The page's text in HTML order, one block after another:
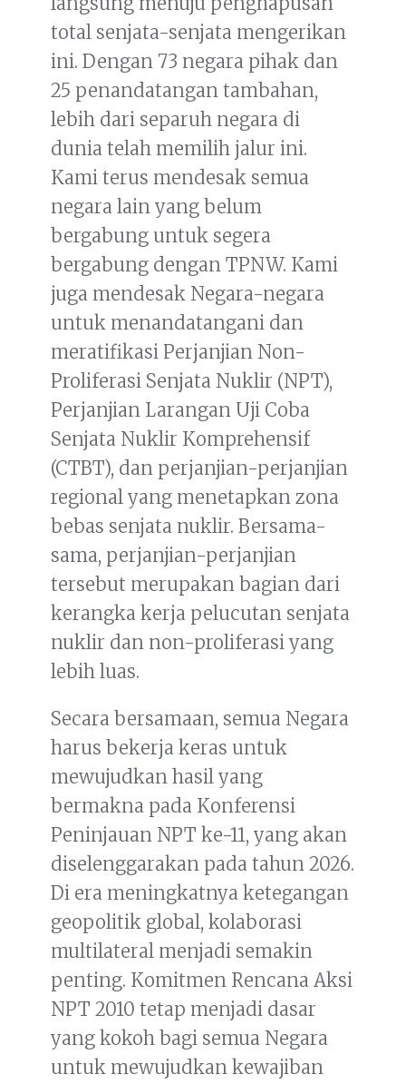
total senjata-senjata mengerikan
ini. Dengan 73 negara pihak dan
25 penandatangan tambahan,
lebih dari separuh negara di
dunia telah memilih jalur ini.
Kami terus mendesak semua
negara lain yang belum
bergabung untuk segera
bergabung dengan TPNW. Kami
juga mendesak Negara-negara
untuk menandatangani dan
meratifikasi Perjanjian Non-
Proliferasi Senjata Nuklir (NPT),
Perjanjian Larangan Uji Coba
Senjata Nuklir Komprehensif
(CTBT), dan perjanjian-perjanjian
regional yang menetapkan zona
bebas senjata nuklir. Bersama-
sama, perjanjian-perjanjian
tersebut merupakan bagian dari
kerangka kerja pelucutan senjata
nuklir dan non-proliferasi yang
lebih luas.
Secara bersamaan, semua Negara
harus bekerja keras untuk
mewujudkan hasil yang
bermakna pada Konferensi
Peninjauan NPT ke-11, yang akan
diselenggarakan pada tahun 2026.
Di era meningkatnya ketegangan
geopolitik global, kolaborasi
multilateral menjadi semakin
penting. Komitmen Rencana Aksi
NPT 2010 tetap menjadi dasar
yang kokoh bagi semua Negara
untuk mewujudkan kewajiban